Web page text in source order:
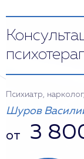
Психиатр,
Шуров
от 3